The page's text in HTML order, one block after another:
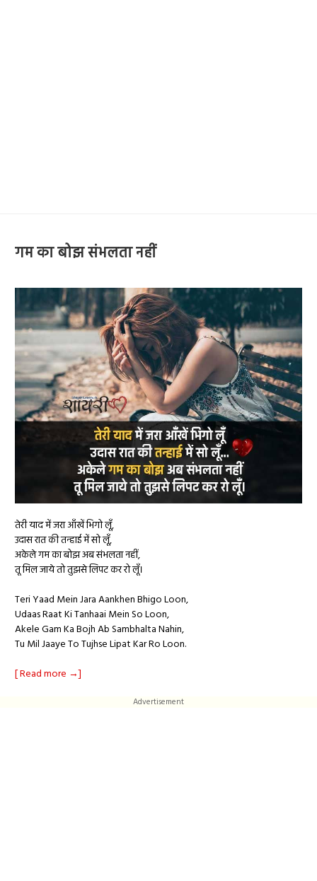
गम का बोझ संभलता नहीं
तेरी याद में जरा आँखें भिगो लूँ,
उदास रात की तन्हाई में सो लूँ,
अकेले गम का बोझ अब संभलता नहीं,
तू मिल जाये तो तुझसे लिपट कर रो लूँ।
Teri Yaad Mein Jara Aankhen Bhigo Loon,
Udaas Raat Ki Tanhaai Mein So Loon,
Akele Gam Ka Bojh Ab Sambhalta Nahin,
Tu Mil Jaaye To Tujhse Lipat Kar Ro Loon.
[ Read more →]
Advertisement